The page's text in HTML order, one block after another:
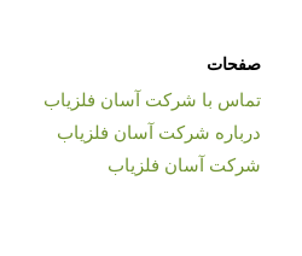
صفحات
تماس با شرکت آسان فلزیاب
درباره شرکت آسان فلزیاب
شرکت آسان فلزیاب